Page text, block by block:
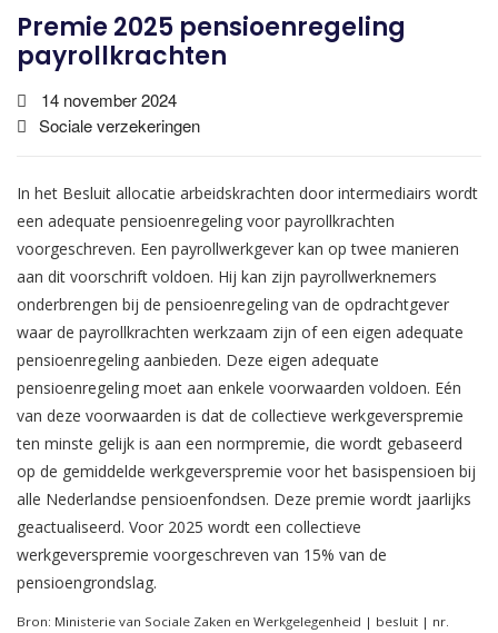
Premie 2025 pensioenregeling
payrollkrachten
14 november 2024
Sociale verzekeringen
In het Besluit allocatie arbeidskrachten door intermediairs wordt
een adequate pensioenregeling voor payrollkrachten
voorgeschreven. Een payrollwerkgever kan op twee manieren
aan dit voorschrift voldoen. Hij kan zijn payrollwerknemers
onderbrengen bij de pensioenregeling van de opdrachtgever
waar de payrollkrachten werkzaam zijn of een eigen adequate
pensioenregeling aanbieden. Deze eigen adequate
pensioenregeling moet aan enkele voorwaarden voldoen. Eén
van deze voorwaarden is dat de collectieve werkgeverspremie
ten minste gelijk is aan een normpremie, die wordt gebaseerd
op de gemiddelde werkgeverspremie voor het basispensioen bij
alle Nederlandse pensioenfondsen. Deze premie wordt jaarlijks
geactualiseerd. Voor 2025 wordt een collectieve
werkgeverspremie voorgeschreven van 15% van de
pensioengrondslag.
Bron: Ministerie van Sociale Zaken en Werkgelegenheid | besluit | nr.